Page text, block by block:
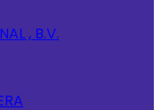
, B.V.